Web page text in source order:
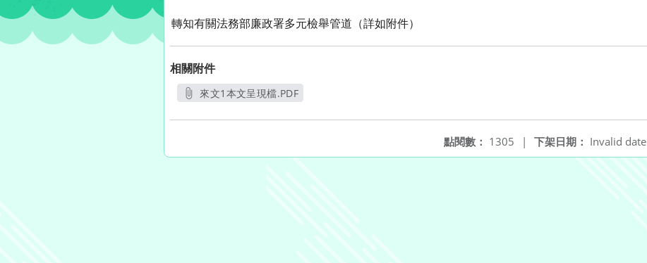
轉知有關法務部廉政署多元檢舉管道（詳如附件）
相關附件
來文1本文呈現檔.PDF
下架日期： Invalid date
點閱數： 1305 |